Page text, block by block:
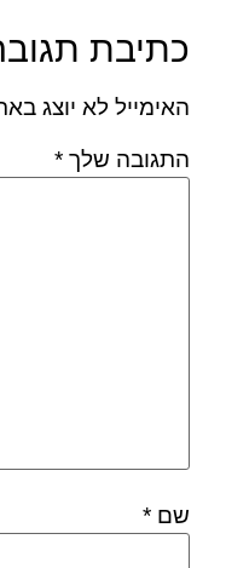
כתיבת
האימייל לא יוצג
התגובה שלך *
שם *